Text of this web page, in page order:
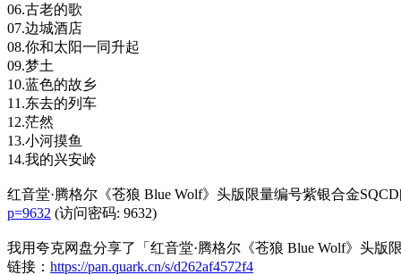
06.古老的歌
07.边城酒店
08.你和太阳一同升起
09.梦土
10.蓝色的故乡
11.东去的列车
12.茫然
13.小河摸鱼
14.我的兴安岭
红音堂·腾格尔《苍狼 Blue Wolf》头版限量编号紫银合金
p=9632 (访问密码: 9632)
我用夸克网盘分享了「红音堂·腾格尔《苍狼 Blue Wolf》头版
链接： https://pan.quark.cn/s/d262af4572f4